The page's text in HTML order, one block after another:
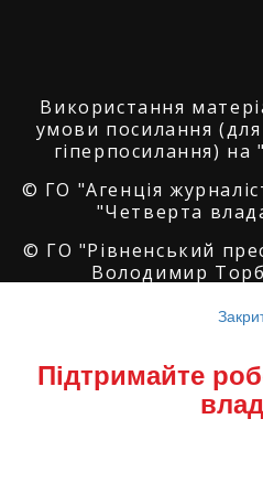
Використання
умови посилання
гіперпосилання)
© ГО "Агенція
"Четверта
© ГО "Рівненський
Володимир
Підтримайте